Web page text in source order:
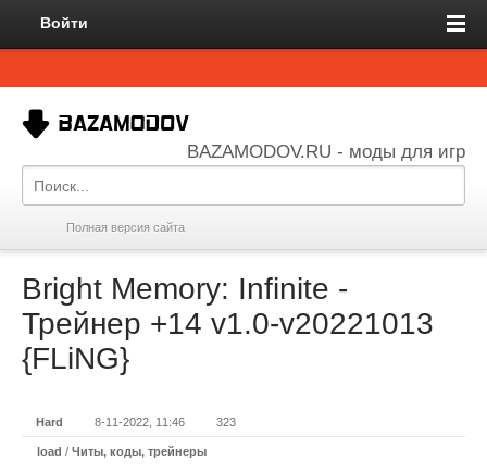
Войти
BAZAMODOV.RU - моды для игр
Полная версия сайта
Bright Memory: Infinite -
Трейнер +14 v1.0-v20221013
{FLiNG}
Hard 8-11-2022, 11:46 323
load / Читы, коды, трейнеры